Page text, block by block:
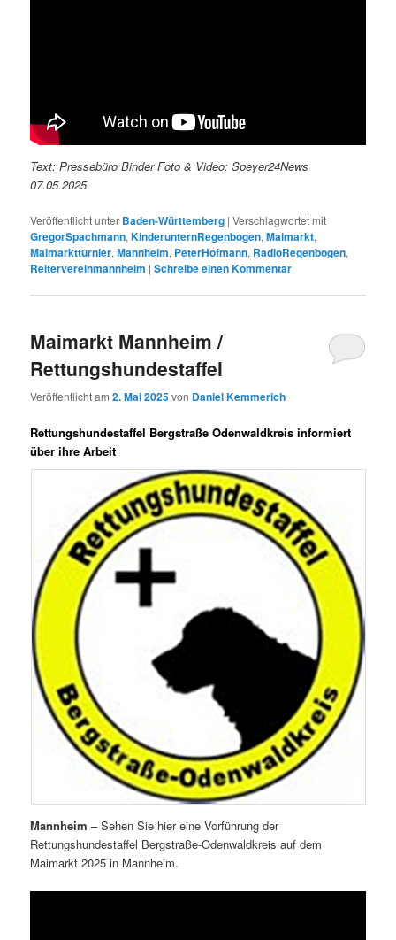
Text: Pressebüro Binder Foto & Video: Speyer24News
07.05.2025
Veröffentlicht unter Baden-Württemberg |Verschlagwortet mit
GregorSpachmann,KinderunternRegenbogen,Maimarkt,
Maimarktturnier,Mannheim, PeterHofmann, RadioRegenbogen,
Reitervereinmannheim |Schreibe einen Kommentar
Maimarkt Mannheim /
Rettungshundestaffel
Veröffentlicht am2. Mai 2025von Daniel Kemmerich
Rettungshundestaffel Bergstraße Odenwaldkreis informiert
über ihre Arbeit
Mannheim –Sehen Sie hier eine Vorführung der
Rettungshundestaffel Bergstraße-Odenwaldkreis auf dem
Maimarkt 2025 in Mannheim.